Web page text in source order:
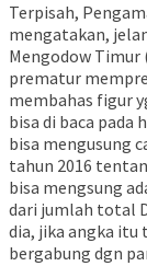
Terpisah,
mengatakan,
Mengodow
prematur
membahas figur
bisa di baca pada
bisa mengusung
tahun 2016
bisa mengsung
dari jumlah total
dia, jika angka itu
bergabung dgn